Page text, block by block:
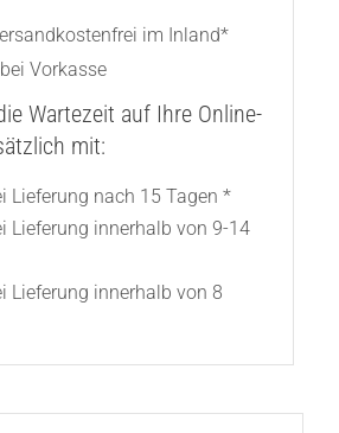
im Inland*
Vorkasse
Wartezeit auf Ihre Online-
mit:
Lieferung nach 15 Tagen *
Lieferung innerhalb von 9-14
Lieferung innerhalb von 8